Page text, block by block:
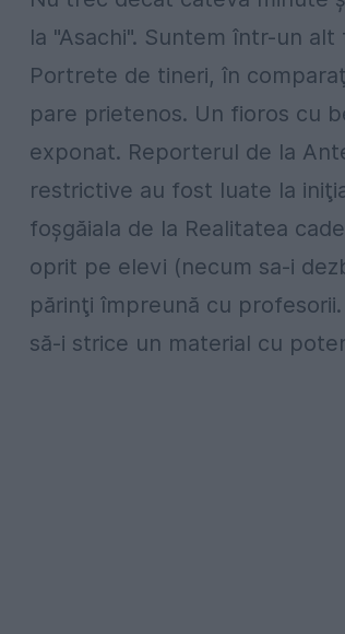
la "Asachi". Suntem într-un
Portrete de tineri, în
pare prietenos. Un fioros cu
exponat. Reporterul de la
restrictive au fost luate la
foşgăiala de la Realitatea
oprit pe elevi (necum sa-i
părinţi împreună cu
să-i strice un material cu